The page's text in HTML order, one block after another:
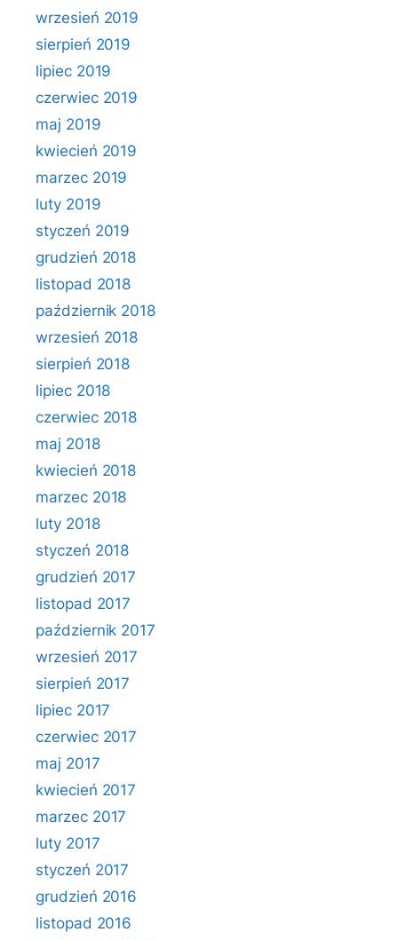
wrzesień 2019
sierpień 2019
lipiec 2019
czerwiec 2019
maj 2019
kwiecień 2019
marzec 2019
luty 2019
styczeń 2019
grudzień 2018
listopad 2018
październik 2018
wrzesień 2018
sierpień 2018
lipiec 2018
czerwiec 2018
maj 2018
kwiecień 2018
marzec 2018
luty 2018
styczeń 2018
grudzień 2017
listopad 2017
październik 2017
wrzesień 2017
sierpień 2017
lipiec 2017
czerwiec 2017
maj 2017
kwiecień 2017
marzec 2017
luty 2017
styczeń 2017
grudzień 2016
listopad 2016